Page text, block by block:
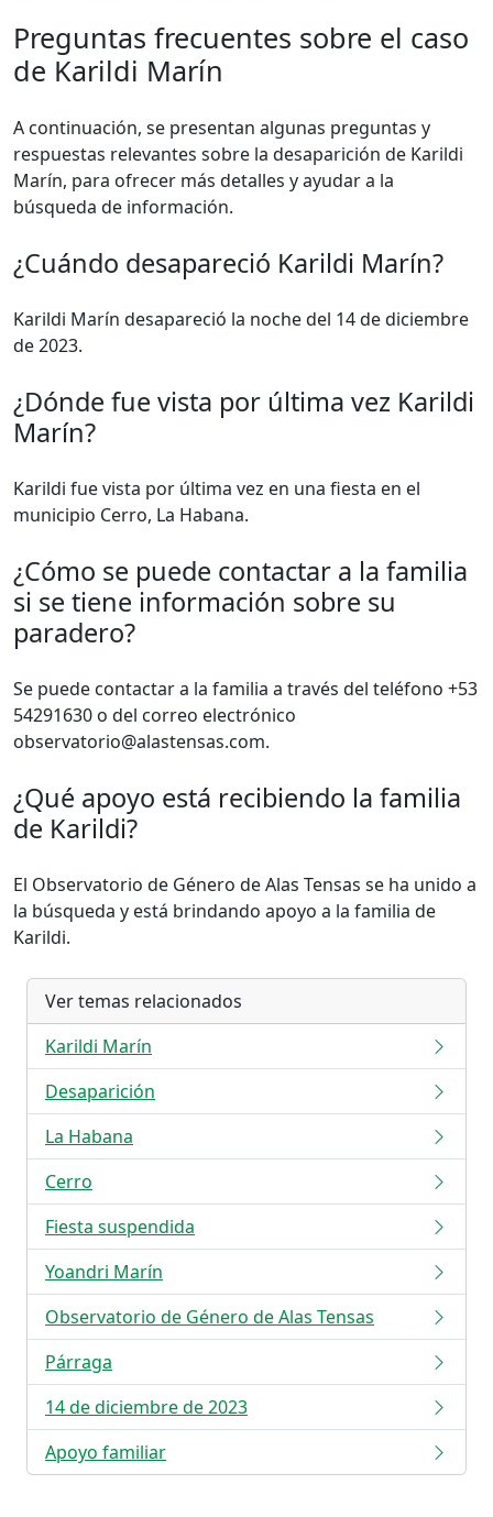
Preguntas frecuentes sobre el caso
de Karildi Marín
A continuación, se presentan algunas preguntas y
respuestas relevantes sobre la desaparición de Karildi
Marín, para ofrecer más detalles y ayudar a la
búsqueda de información.
¿Cuándo desapareció Karildi Marín?
Karildi Marín desapareció la noche del 14 de diciembre
de 2023.
¿Dónde fue vista por última vez Karildi
Marín?
Karildi fue vista por última vez en una fiesta en el
municipio Cerro, La Habana.
¿Cómo se puede contactar a la familia
si se tiene información sobre su
paradero?
Se puede contactar a la familia a través del teléfono +53
54291630 o del correo electrónico
observatorio@alastensas.com.
¿Qué apoyo está recibiendo la familia
de Karildi?
El Observatorio de Género de Alas Tensas se ha unido a
la búsqueda y está brindando apoyo a la familia de
Karildi.
Ver temas relacionados
Karildi Marín
Desaparición
La Habana
Cerro
Fiesta suspendida
Yoandri Marín
Observatorio de Género de Alas Tensas
Párraga
14 de diciembre de 2023
Apoyo familiar